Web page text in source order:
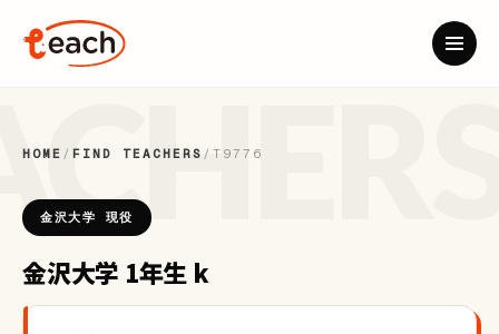
HOME / FIND TEACHERS / T9776
金沢大学 現役
金沢大学 1年生 k